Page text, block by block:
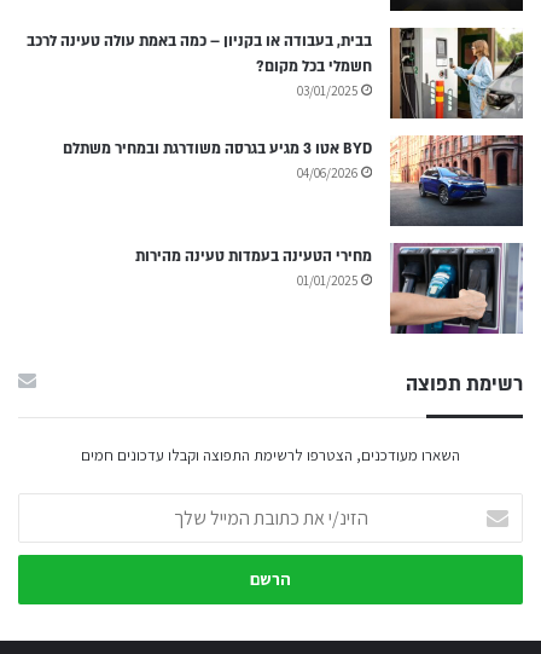
בבית, בעבודה או בקניון – כמה באמת עולה טעינה לרכב
חשמלי בכל מקום?
03/01/2025
BYD אטו 3 מגיע בגרסה משודרגת ובמחיר משתלם
04/06/2026
מחירי הטעינה בעמדות טעינה מהירות
01/01/2025
רשימת תפוצה
השארו מעודכנים, הצטרפו לרשימת התפוצה וקבלו עדכונים חמים
את
כתובת
שלך